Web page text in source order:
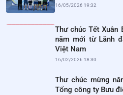
16/05/2026 19:32
Thư chúc Tết Xuân
năm mới từ Lãnh
Việt Nam
16/02/2026 18:30
Thư chúc mừng
Tổng công ty Bưu